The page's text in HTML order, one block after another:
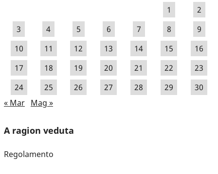
1
2
3
4 5 6 7 8
9
10
11 12 13 14 15
16
17
18 19 20 21 22
23
24
25 26 27 28 29
30
« Mar Mag »
A ragion veduta
Regolamento